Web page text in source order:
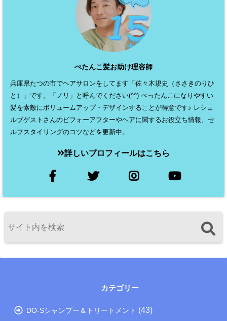
ぺたんこ髪お助け理容師
兵庫県たつの市でヘアサロンをしてます「佐々木規史（ささきのりひ
と）」です。「ノリ」と呼んでください(^^) ぺったんこになりやすい
髪を素敵にボリュームアップ・デザインすることが得意です♪ レシェ
ルブゲストさんのビフォーアフターやヘアに関するお役立ち情報、セ
ルフスタイリングのコツなどを更新中。
詳しいプロフィールはこちら
カテゴリー
DO-Sシャンプー＆トリートメント (43)